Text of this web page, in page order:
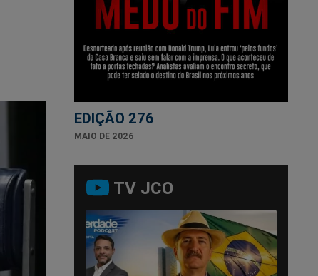
EDIÇÃO 276
MAIO DE 2026
TV JCO